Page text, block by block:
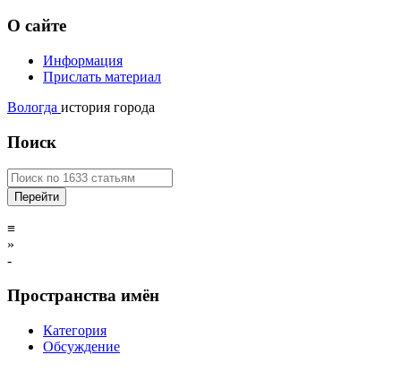
О сайте
Информация
Прислать материал
Вологда история города
Поиск
≡
»
-
Пространства имён
Категория
Обсуждение